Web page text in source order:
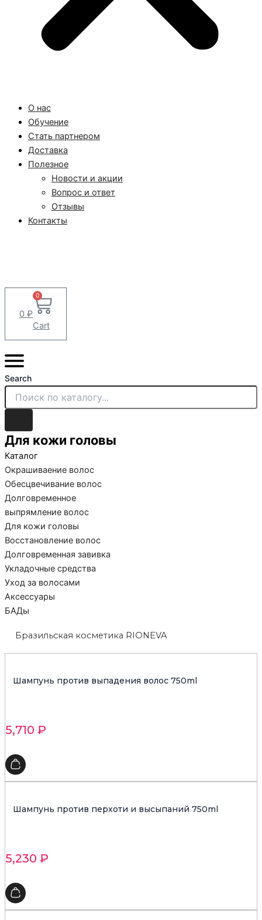
О нас
Обучение
Стать партнером
Доставка
Полезное
Новости и акции
Вопрос и ответ
Отзывы
Контакты
0 ₽
0
Cart
Search
Для кожи головы
Каталог
Окрашиваение волос
Обесцвечивание волос
Долговременное
выпрямление волос
Для кожи головы
Восстановление волос
Долговременная завивка
Укладочные средства
Уход за волосами
Аксессуары
БАДы
Бразильская косметика RIONEVA
Шампунь против выпадения волос 750ml
5,710 ₽
Шампунь против перхоти и высыпаний 750ml
5,230 ₽